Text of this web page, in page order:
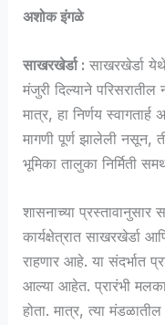
अशोक इंगळे
साखरखेर्डा : साखरखेर्डा
मंजुरी दिल्याने
मात्र, हा निर्णय
मागणी पूर्ण झालेली नसून,
भूमिका तालुका निर्मिती
शासनाच्या प्रस्तावानुसार
कार्यक्षेत्रात साखरखेर्डा
राहणार आहे. या संदर्भात
आल्या आहेत. प्रारंभी
होता. मात्र, त्या